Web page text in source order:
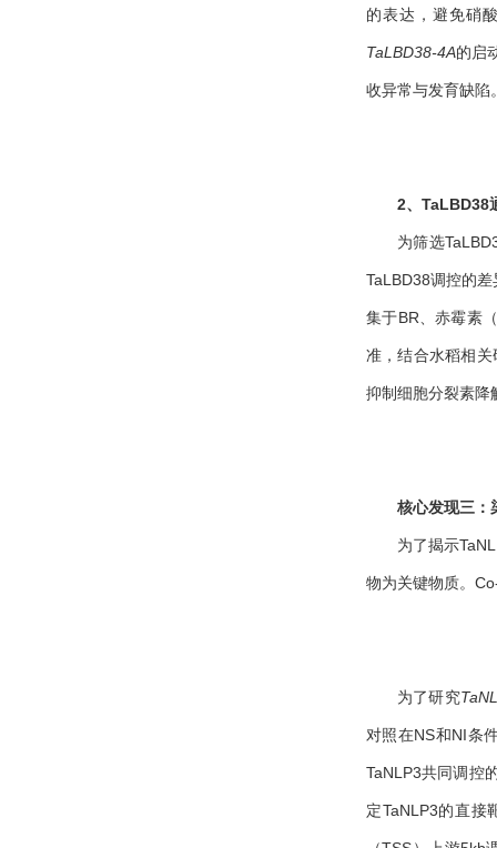
的表达，避免硝
TaLBD38-4A的启
收异常与发育缺陷
2、 TaLBD38
为筛选
TaLBD38调控的
集于BR、赤霉素
准，结合水稻相关
抑制细胞分裂素降
核心发现三：
为了揭示
物为关键物质。
为了研究
对照在NS和NI条
TaNLP3共同调控
定TaNLP3的直接